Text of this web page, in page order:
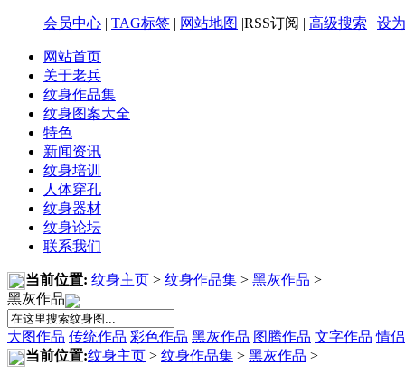
会员中心 | TAG标签 | 网站地图 |RSS订阅 | 高级搜索 | 设
网站首页
关于老兵
纹身作品集
纹身图案大全
特色
新闻资讯
纹身培训
人体穿孔
纹身器材
纹身论坛
联系我们
当前位置: 纹身主页 > 纹身作品集 > 黑灰作品 >
黑灰作品
大图作品 传统作品 彩色作品 黑灰作品 图腾作品 文字作品 情
当前位置:纹身主页 > 纹身作品集 > 黑灰作品 >